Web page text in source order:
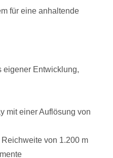
für eine anhaltende
eigener Entwicklung,
mit einer Auflösung von
Reichweite von 1.200 m